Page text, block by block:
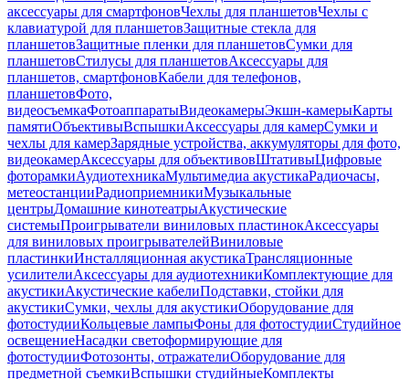
аксессуары для смартфоновЧехлы для планшетовЧехлы с
клавиатурой для планшетовЗащитные стекла для
планшетовЗащитные пленки для планшетовСумки для
планшетовСтилусы для планшетовАксессуары для
планшетов, смартфоновКабели для телефонов,
планшетовФото,
видеосъемкаФотоаппаратыВидеокамерыЭкшн-камерыКарты
памятиОбъективыВспышкиАксессуары для камерСумки и
чехлы для камерЗарядные устройства, аккумуляторы для фото,
видеокамерАксессуары для объективовШтативыЦифровые
фоторамкиАудиотехникаМультимедиа акустикаРадиочасы,
метеостанцииРадиоприемникиМузыкальные
центрыДомашние кинотеатрыАкустические
системыПроигрыватели виниловых пластинокАксессуары
для виниловых проигрывателейВиниловые
пластинкиИнсталляционная акустикаТрансляционные
усилителиАксессуары для аудиотехникиКомплектующие для
акустикиАкустические кабелиПодставки, стойки для
акустикиСумки, чехлы для акустикиОборудование для
фотостудииКольцевые лампыФоны для фотостудииСтудийное
освещениеНасадки светоформирующие для
фотостудииФотозонты, отражателиОборудование для
предметной съемкиВспышки студийныеКомплекты